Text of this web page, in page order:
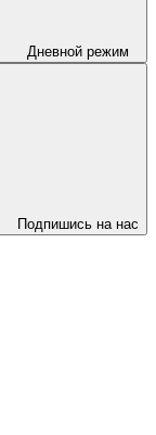
Дневной режим
Подпишись на нас